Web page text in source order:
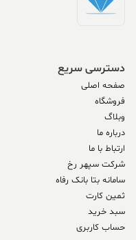
دسترسی سریع
صفحه اصلی
فروشگاه
وبلاگ
درباره ما
ارتباط با ما
شرکت سپهر رخ
سامانه بتا بانک رفاه
ثمین کارت
سبد خرید
حساب کاربری